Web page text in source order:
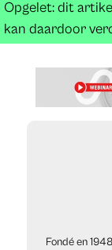
Opgelet: dit
kan daardoor
Fondé en